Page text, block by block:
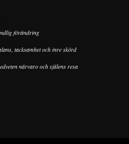
förändring
tacksamhet och inre skörd
närvaro och själens resa